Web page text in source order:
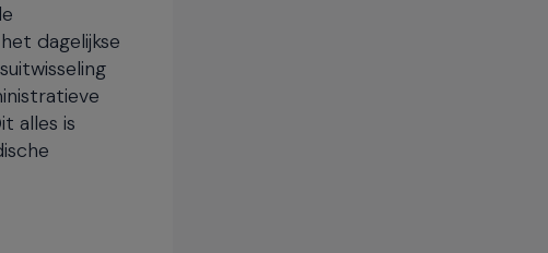
dagelijkse
alles is